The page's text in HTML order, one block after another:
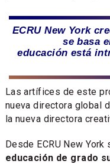
ECRU New York
se basa
educación está
Las artífices de este
nueva directora global
la nueva directora
Desde ECRU New York
educación de grado